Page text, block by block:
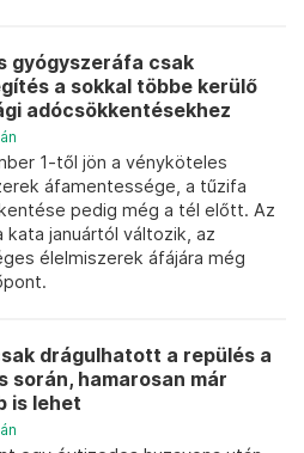
gyógyszeráfa csak
a sokkal többe kerülő
adócsökkentésekhez
1-től jön a vényköteles
áfamentessége, a tűzifa
pedig még a tél előtt. Az
kata januártól változik, az
élelmiszerek áfájára még
drágulhatott a repülés a
során, hamarosan már
is lehet